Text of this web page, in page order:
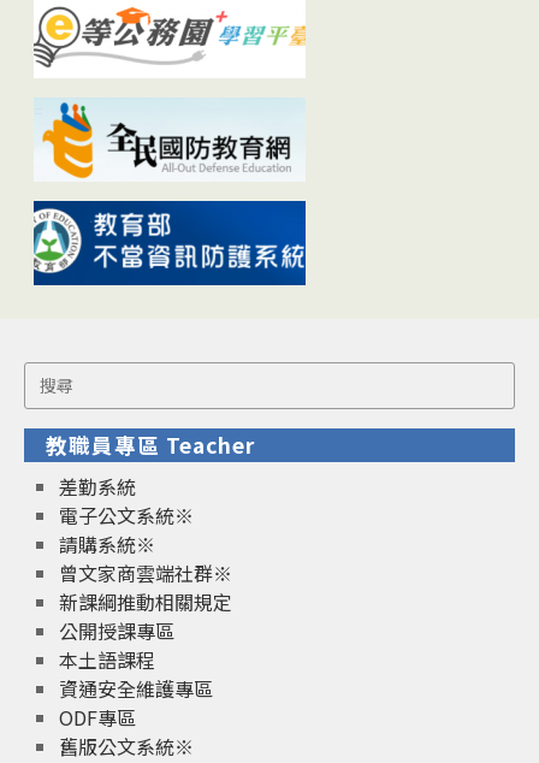
Search
for:
教職員專區 Teacher
差勤系統
電子公文系統※
請購系統※
曾文家商雲端社群※
新課綱推動相關規定
公開授課專區
本土語課程
資通安全維護專區
ODF專區
舊版公文系統※